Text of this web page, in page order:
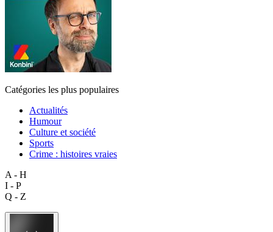
Catégories les plus populaires
Actualités
Humour
Culture et société
Sports
Crime : histoires vraies
A - H
I - P
Q - Z